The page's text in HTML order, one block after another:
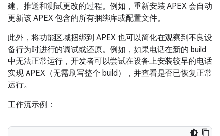
建、推送和测试更改的过程。例如，重新安装 APEX 会自动
更新该 APEX 包含的所有捆绑库或配置文件。
此外，将功能区域捆绑到 APEX 也可以简化在观察到不良设
备行为时进行的调试或还原。例如，如果电话在新的 build
中无法正常运行，开发者可以尝试在设备上安装较早的电话
实现 APEX（无需刷写整个 build），并查看是否已恢复正常
运行。
工作流示例：